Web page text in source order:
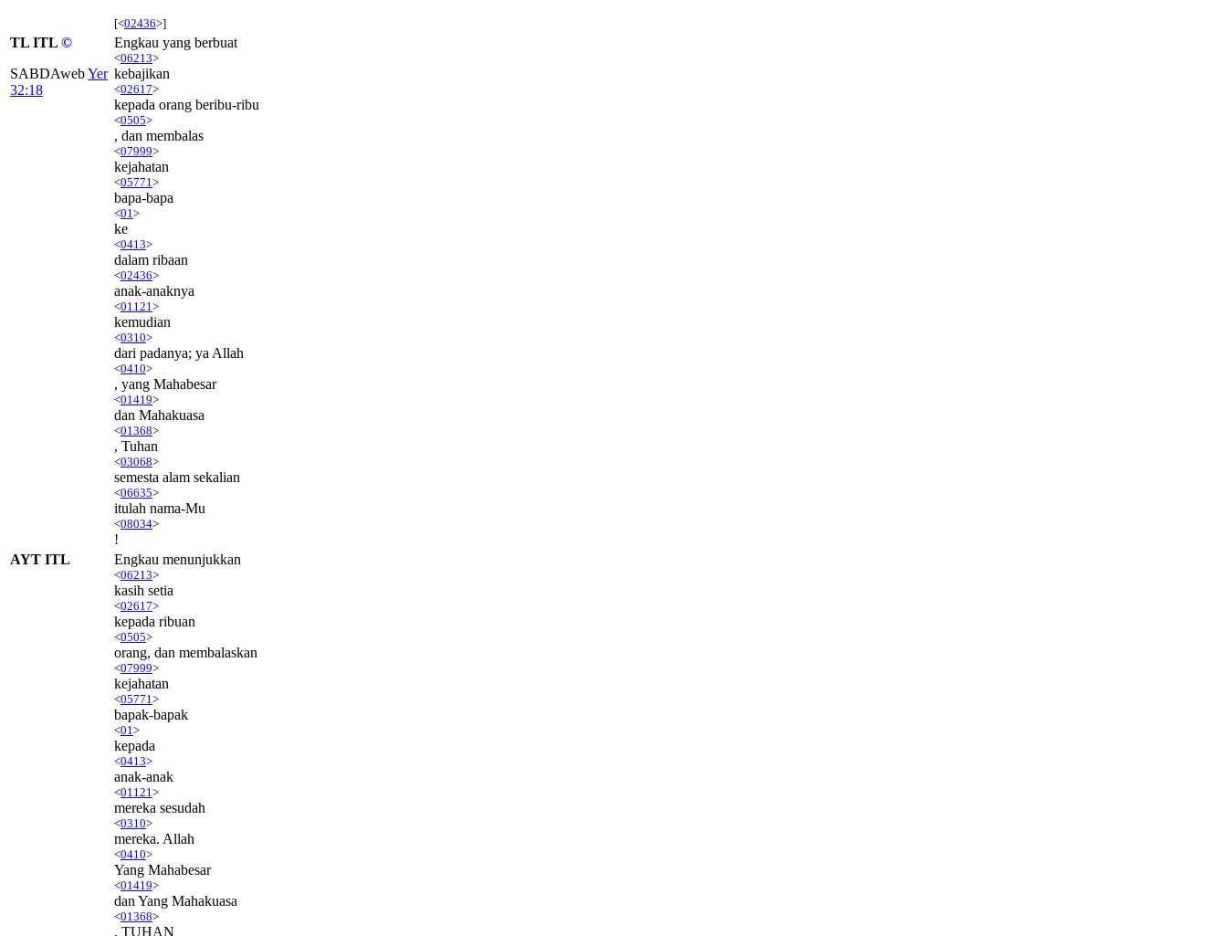
[<02436>]
TL ITL ©
SABDAwebYer
32:18
Engkau yang berbuat
<06213>
kebajikan
<02617>
kepada orang beribu-ribu
<0505>
, dan membalas
<07999>
kejahatan
<05771 >
bapa-bapa
<01 >
ke
<0413>
dalam ribaan
<02436>
anak-anaknya
<01121 >
kemudian
<0310>
dari padanya; ya Allah
<0410>
, yang Mahabesar
<01419>
dan Mahakuasa
<01368>
, Tuhan
<03068>
semesta alam sekalian
<06635>
itulah nama-Mu
<08034>
!
AYT ITL
Engkau menunjukkan
<06213>
kasih setia
<02617>
kepada ribuan
<0505>
orang, dan membalaskan
<07999>
kejahatan
<05771 >
bapak-bapak
<01 >
kepada
<0413>
anak-anak
<01121 >
mereka sesudah
<0310>
mereka. Allah
<0410>
Yang Mahabesar
<01419>
dan Yang Mahakuasa
<01368>
, TUHAN